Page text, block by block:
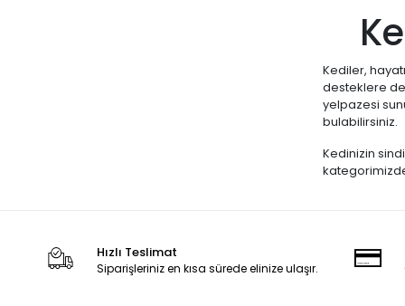
Kediler,
desteklere
yelpazesi
bulabilirsiniz.
Kedinizin
Kedi
Hızlı Teslimat
Siparişleriniz en kısa sürede elinize ulaşır.